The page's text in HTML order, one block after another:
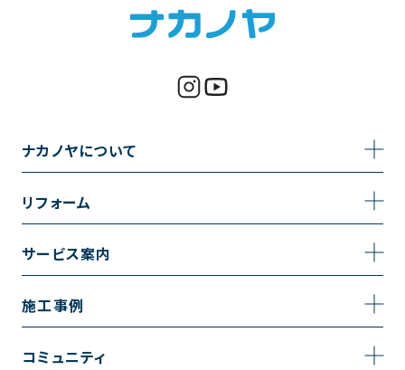
ナカノヤについて
事業内容
採用情報
リフォーム
トイレのリフォーム
キッチンのリフォーム
サービス案内
サービスの流れ
施工事例
施工事例一覧
コミュニティ